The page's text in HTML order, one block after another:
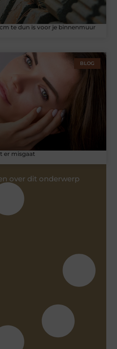
te dun is voor je binnenmuur
BLOG
er misgaat
over dit onderwerp